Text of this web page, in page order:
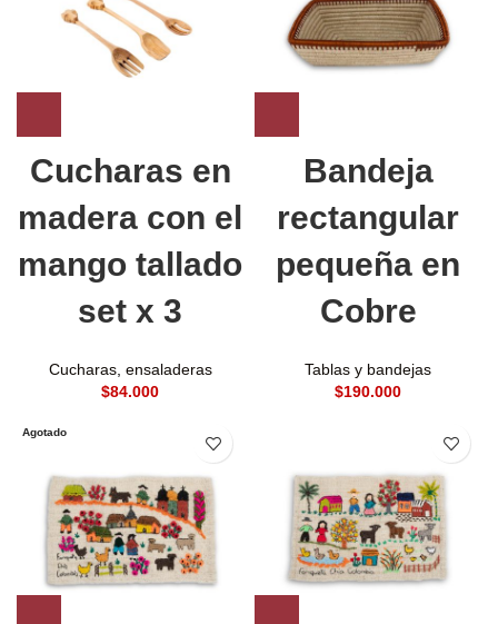
Cucharas en
madera con el
mango tallado
set x 3
Cucharas, ensaladeras
$
Bandeja
rectangular
pequeña en
Cobre
Tablas y bandejas
$
Agotado